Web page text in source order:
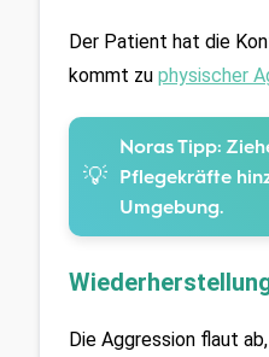
Der Patient hat die
kommt zu physischer
💡
Noras Tipp:
Pflegekräfte
Umgebung.
Die Aggression flaut